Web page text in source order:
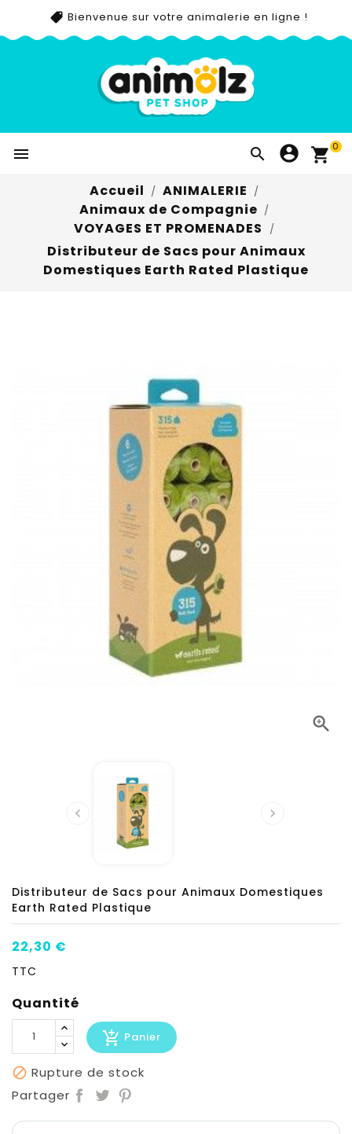
Bienvenue sur votre animalerie en ligne !
  0
Accueil
ANIMALERIE
Animaux de Compagnie
VOYAGES ET PROMENADES
Distributeur de Sacs pour Animaux
Domestiques Earth Rated Plastique

 
Distributeur de Sacs pour Animaux Domestiques
Earth Rated Plastique
22,30 €
TTC
Quantité
add_shopping_cart Panier
 Rupture de stock
Partager